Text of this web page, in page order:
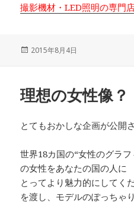
撮影機材・LED照明の専門
投
2015年8月4日
理想の女性像？
とてもおかしな企画が公開
世界18カ国の“女性のグラ
の女性をあなたの国の人に
とってより魅力的にしてく
を渡し、モデルのぽっちゃり